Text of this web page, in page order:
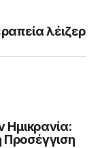
λέιζερ
Ημικρανία: